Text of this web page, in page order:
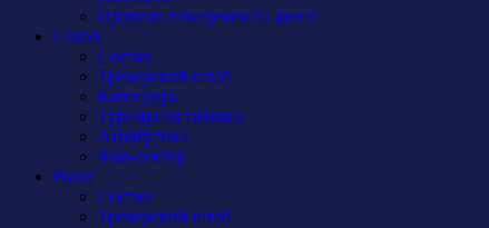
Правила поведения на арене
Сокол
Состав
Тренерский штаб
Календарь
Турнирная таблица
Атрибутика
Фан-сектор
Рыси
Состав
Тренерский штаб